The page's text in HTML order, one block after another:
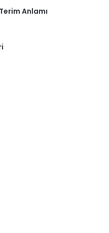
Anlamı